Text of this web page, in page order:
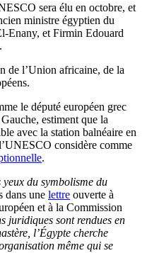
sera élu en octobre, et
ministre égyptien du
Enany, et Firmin Edouard
de l’Union africaine, de la
le député européen grec
estiment que la
avec la station balnéaire en
considère comme
.
du symbolisme du
dans une lettre ouverte à
et à la Commission
juridiques sont rendues en
l’Égypte cherche
même qui se